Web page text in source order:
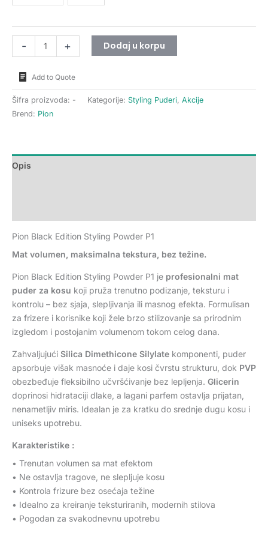
- + Dodaj u korpu
Add to Quote
Šifra proizvoda: - Kategorije: Styling Puderi, Akcije
Brend: Pion
Opis
Pion Black Edition Styling Powder P1
Mat volumen, maksimalna tekstura, bez težine.
Pion Black Edition Styling Powder P1 je profesionalni mat
puder za kosu koji pruža trenutno podizanje, teksturu i
kontrolu – bez sjaja, slepljivanja ili masnog efekta. Formulisan
za frizere i korisnike koji žele brzo stilizovanje sa prirodnim
izgledom i postojanim volumenom tokom celog dana.
Zahvaljujući Silica Dimethicone Silylate komponenti, puder
apsorbuje višak masnoće i daje kosi čvrstu strukturu, dok PVP
obezbeđuje fleksibilno učvršćivanje bez lepljenja. Glicerin
doprinosi hidrataciji dlake, a lagani parfem ostavlja prijatan,
nenametljiv miris. Idealan je za kratku do srednje dugu kosu i
uniseks upotrebu.
Karakteristike :
• Trenutan volumen sa mat efektom
• Ne ostavlja tragove, ne slepljuje kosu
• Kontrola frizure bez osećaja težine
• Idealno za kreiranje teksturiranih, modernih stilova
• Pogodan za svakodnevnu upotrebu